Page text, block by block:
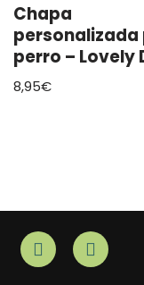
Chapa
personalizada
perro – Lovely
8,95€